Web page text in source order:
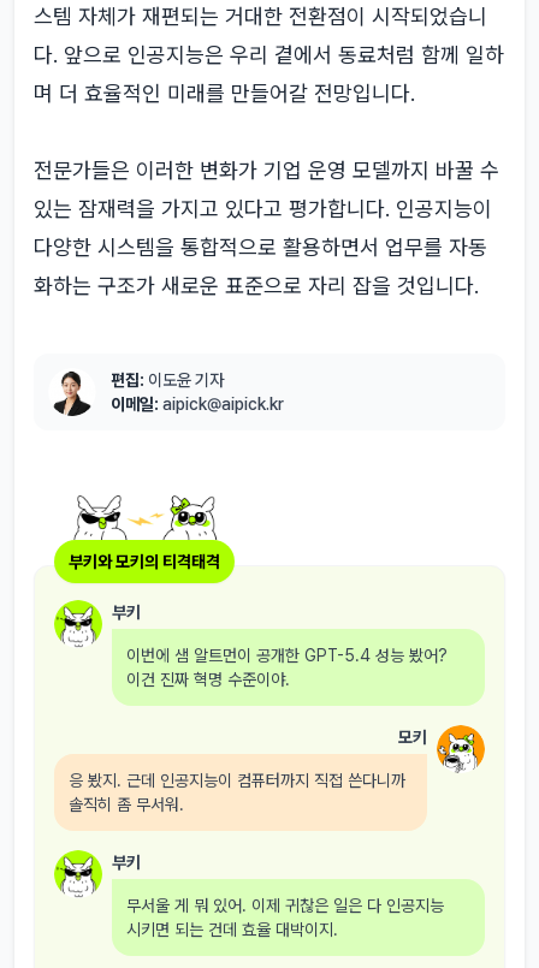
스템 자체가 재편되는 거대한 전환점이 시작되었습니
다. 앞으로 인공지능은 우리 곁에서 동료처럼 함께 일하
며 더 효율적인 미래를 만들어갈 전망입니다.
전문가들은 이러한 변화가 기업 운영 모델까지 바꿀 수
있는 잠재력을 가지고 있다고 평가합니다. 인공지능이
다양한 시스템을 통합적으로 활용하면서 업무를 자동
화하는 구조가 새로운 표준으로 자리 잡을 것입니다.
편집: 이도윤 기자
이메일: aipick@aipick.kr
부키와 모키의 티격태격
부키
이번에 샘 알트먼이 공개한 GPT-5.4 성능 봤어?
이건 진짜 혁명 수준이야.
모키
응 봤지. 근데 인공지능이 컴퓨터까지 직접 쓴다니까
솔직히 좀 무서워.
부키
무서울 게 뭐 있어. 이제 귀찮은 일은 다 인공지능
시키면 되는 건데 효율 대박이지.